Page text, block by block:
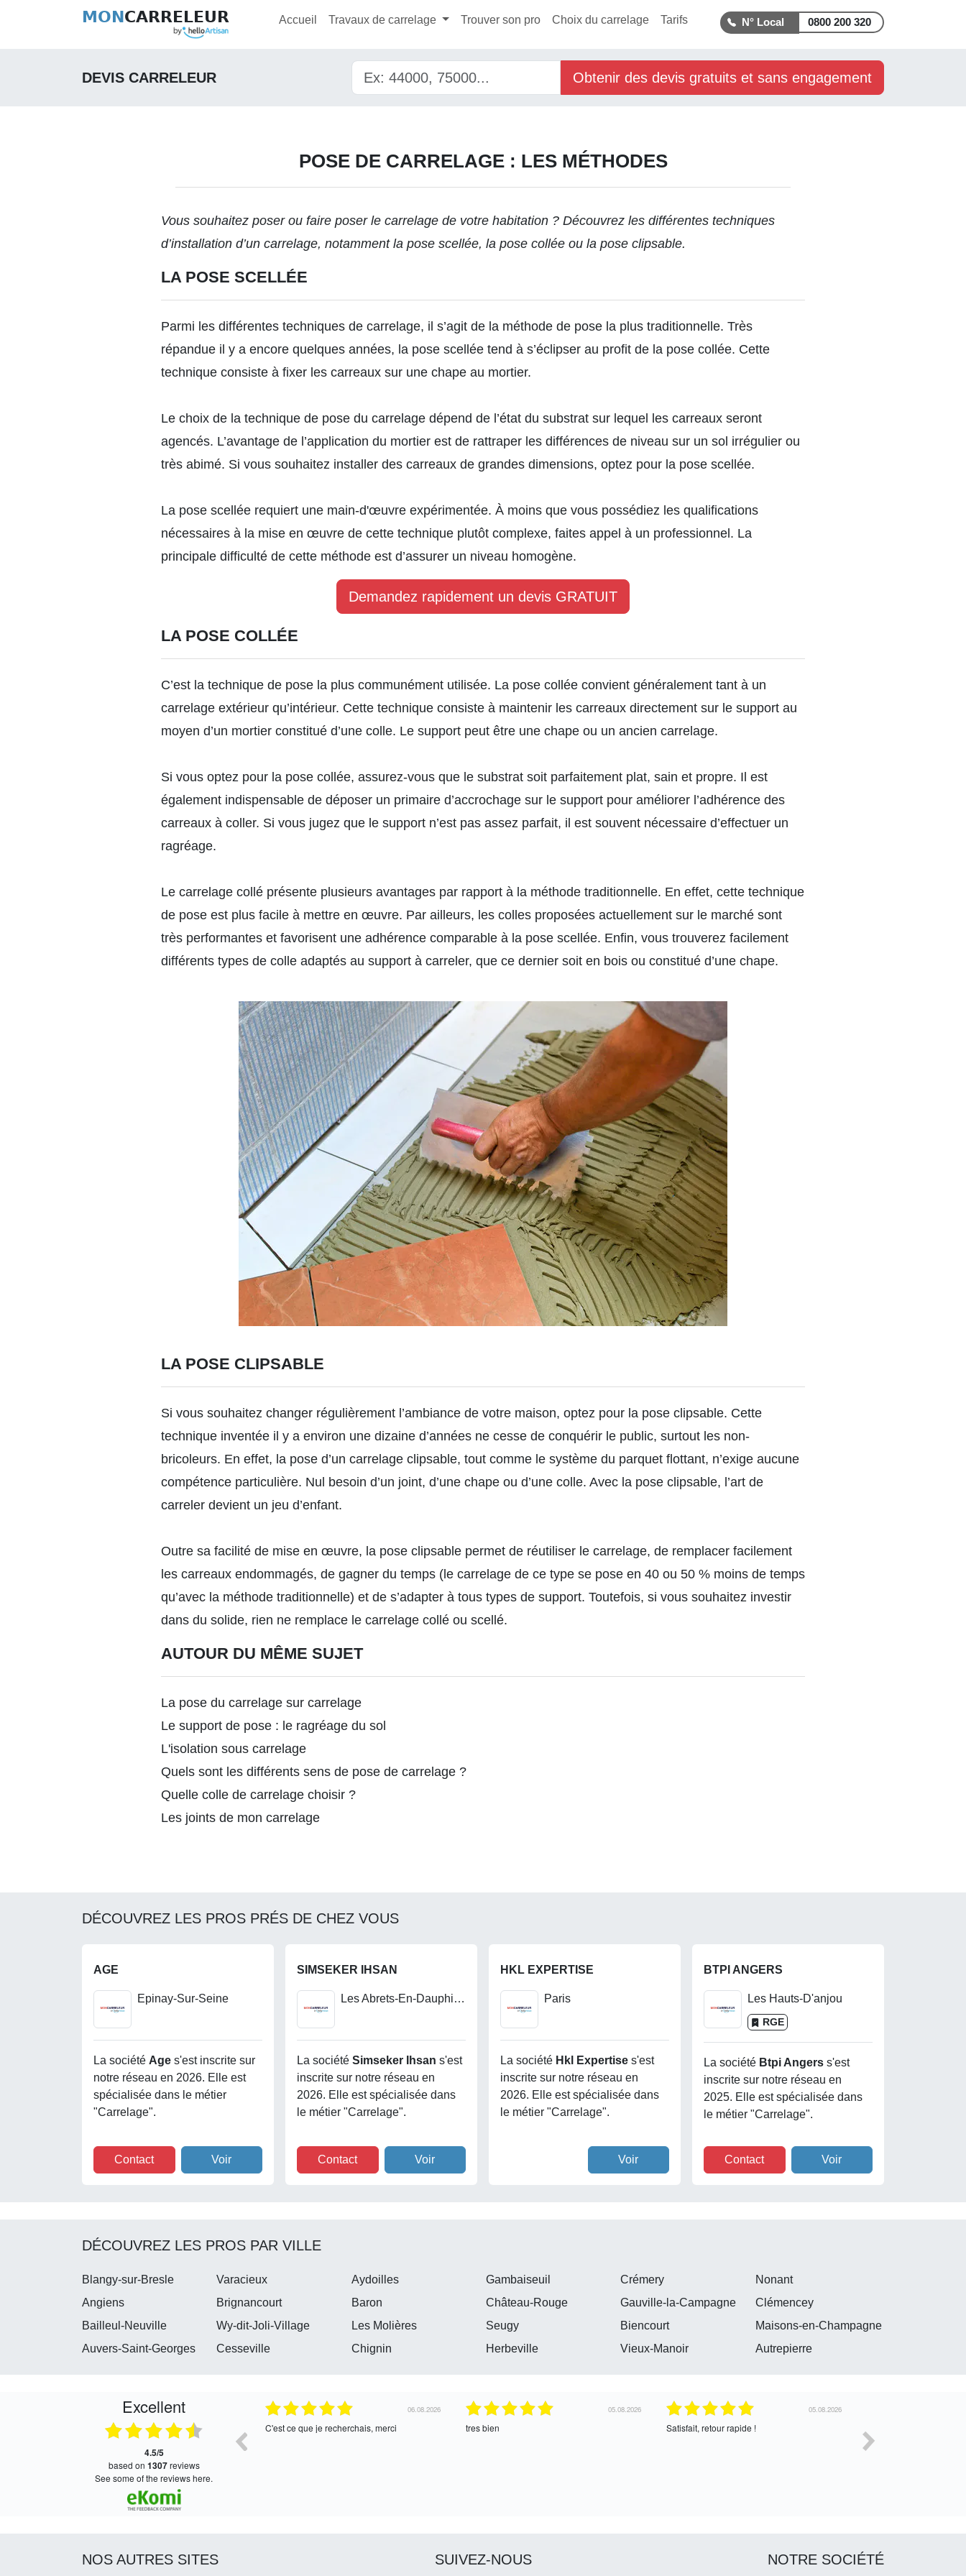
MONCARRELEUR Accueil Travaux de carrelage Trouver son pro Choix du carrelage Tarifs 0800 200 320
DEVIS CARRELEUR Obtenir des devis gratuits et sans engagement
POSE DE CARRELAGE : LES MÉTHODES
Vous souhaitez poser ou faire poser le carrelage de votre habitation ? Découvrez les différentes techniques
d’installation d’un carrelage, notamment la pose scellée, la pose collée ou la pose clipsable.
LA POSE SCELLÉE
Parmi les différentes techniques de carrelage, il s’agit de la méthode de pose la plus traditionnelle. Très
répandue il y a encore quelques années, la pose scellée tend à s’éclipser au profit de la pose collée. Cette
technique consiste à fixer les carreaux sur une chape au mortier.
Le choix de la technique de pose du carrelage dépend de l’état du substrat sur lequel les carreaux seront
agencés. L’avantage de l’application du mortier est de rattraper les différences de niveau sur un sol irrégulier ou
très abimé. Si vous souhaitez installer des carreaux de grandes dimensions, optez pour la pose scellée.
La pose scellée requiert une main-d'œuvre expérimentée. À moins que vous possédiez les qualifications
nécessaires à la mise en œuvre de cette technique plutôt complexe, faites appel à un professionnel. La
principale difficulté de cette méthode est d’assurer un niveau homogène.
Demandez rapidement un devis GRATUIT
LA POSE COLLÉE
C’est la technique de pose la plus communément utilisée. La pose collée convient généralement tant à un
carrelage extérieur qu’intérieur. Cette technique consiste à maintenir les carreaux directement sur le support au
moyen d’un mortier constitué d’une colle. Le support peut être une chape ou un ancien carrelage.
Si vous optez pour la pose collée, assurez-vous que le substrat soit parfaitement plat, sain et propre. Il est
également indispensable de déposer un primaire d’accrochage sur le support pour améliorer l’adhérence des
carreaux à coller. Si vous jugez que le support n’est pas assez parfait, il est souvent nécessaire d’effectuer un
ragréage.
Le carrelage collé présente plusieurs avantages par rapport à la méthode traditionnelle. En effet, cette technique
de pose est plus facile à mettre en œuvre. Par ailleurs, les colles proposées actuellement sur le marché sont
très performantes et favorisent une adhérence comparable à la pose scellée. Enfin, vous trouverez facilement
différents types de colle adaptés au support à carreler, que ce dernier soit en bois ou constitué d’une chape.
LA POSE CLIPSABLE
Si vous souhaitez changer régulièrement l’ambiance de votre maison, optez pour la pose clipsable. Cette
technique inventée il y a environ une dizaine d’années ne cesse de conquérir le public, surtout les non-
bricoleurs. En effet, la pose d’un carrelage clipsable, tout comme le système du parquet flottant, n’exige aucune
compétence particulière. Nul besoin d’un joint, d’une chape ou d’une colle. Avec la pose clipsable, l’art de
carreler devient un jeu d’enfant.
Outre sa facilité de mise en œuvre, la pose clipsable permet de réutiliser le carrelage, de remplacer facilement
les carreaux endommagés, de gagner du temps (le carrelage de ce type se pose en 40 ou 50 % moins de temps
qu’avec la méthode traditionnelle) et de s’adapter à tous types de support. Toutefois, si vous souhaitez investir
dans du solide, rien ne remplace le carrelage collé ou scellé.
AUTOUR DU MÊME SUJET
La pose du carrelage sur carrelage
Le support de pose : le ragréage du sol
L'isolation sous carrelage
Quels sont les différents sens de pose de carrelage ?
Quelle colle de carrelage choisir ?
Les joints de mon carrelage
DÉCOUVREZ LES PROS PRÉS DE CHEZ VOUS
AGE
Epinay-Sur-Seine
La société Age s'est inscrite sur
notre réseau en 2026. Elle est
spécialisée dans le métier
"Carrelage".
Contact Voir
SIMSEKER IHSAN
Les Abrets-En-Dauphine
La société Simseker Ihsan s'est
inscrite sur notre réseau en
2026. Elle est spécialisée dans
le métier "Carrelage".
Contact Voir
HKL EXPERTISE
Paris
La société Hkl Expertise s'est
inscrite sur notre réseau en
2026. Elle est spécialisée dans
le métier "Carrelage".
Voir
BTPI ANGERS
Les Hauts-D'anjou
RGE
La société Btpi Angers s'est
inscrite sur notre réseau en
2025. Elle est spécialisée dans
le métier "Carrelage".
Contact Voir
DÉCOUVREZ LES PROS PAR VILLE
Blangy-sur-Bresle Varacieux Aydoilles Gambaiseuil Crémery
Nonant
Angiens
Brignancourt Baron Château-Rouge Gauville-la-Campagne
Clémencey
Bailleul-Neuville
Wy-dit-Joli-Village Les Molières Seugy Biencourt
Maisons-en-Champagne
Auvers-Saint-Georges
Cesseville Chignin Herbeville Vieux-Manoir Autrepierre
Excellent
4.5/5
based on 1307reviews
see some of the reviews here.
Satisfait, retour rapide !
04.08.2026
Très bon service !
04.08.2026
oui, merci
30.07.2026
Satisfait de l’échange, assez cordial. En
NOS AUTRES SITES SUIVEZ-NOUS NOTRE SOCIÉTÉ